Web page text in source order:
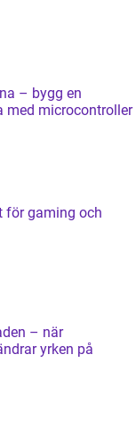
– bygg en
med microcontroller
för gaming och
– när
yrken på